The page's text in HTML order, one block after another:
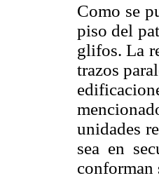
Como se
piso del
glifos. La
trazos
unidades
sea en
conforman